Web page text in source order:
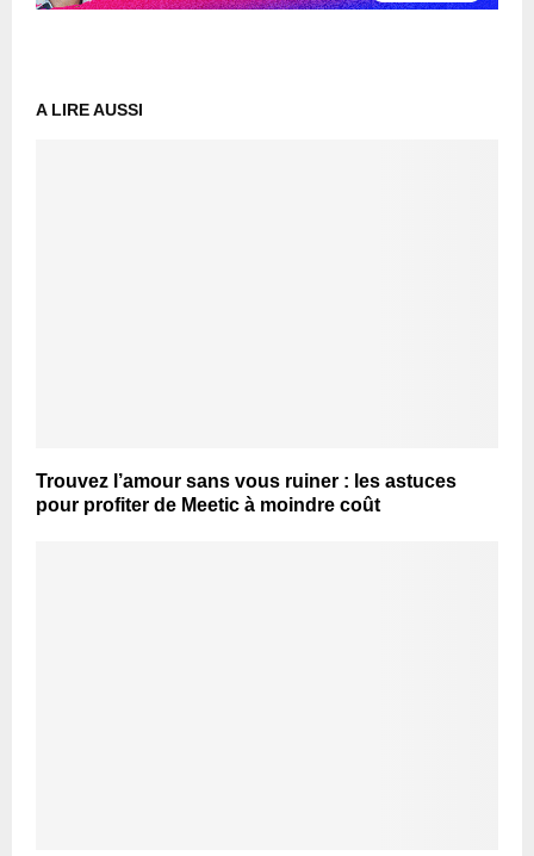
A LIRE AUSSI
Trouvez l’amour sans vous ruiner : les astuces
pour profiter de Meetic à moindre coût